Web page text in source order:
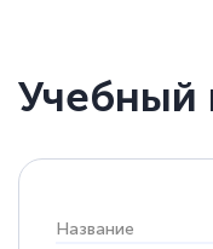
Учебный
Название